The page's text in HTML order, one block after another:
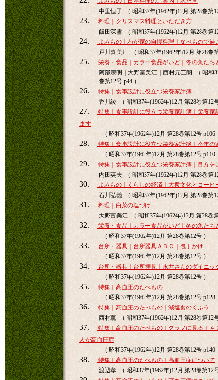
中里恒子 （ 昭和37年(1962年)12月 第28巻第
23.
料理｜クリスマス料理といただき方
飯田深雪 （ 昭和37年(1962年)12月 第28巻第
24.
よみもの｜わが家の自慢料理｜なべもので過
戸川喜美江 （ 昭和37年(1962年)12月 第28巻
25.
栄養・食品｜カラー食品がいど｜冬の魚たち
阿部宗明｜大野富美江｜西村元三朗 （ 昭和
巻第12号 p94 ）
26.
特集｜食事設計に役立つ栄養家計簿
香川綾 （ 昭和37年(1962年)12月 第28巻第12
27.
特集｜食事設計に役立つ栄養家計簿｜栄養家
ます
（ 昭和37年(1962年)12月 第28巻第12号 p106
28.
特集｜食事設計に役立つ栄養家計簿｜今年の
（ 昭和37年(1962年)12月 第28巻第12号 p110
29.
特集｜食事設計に役立つ栄養家計簿｜目方を
内田英夫 （ 昭和37年(1962年)12月 第28巻第
30.
よみもの｜くらしの経済｜大衆文化とコーヒ
石川弘義 （ 昭和37年(1962年)12月 第28巻第
31.
料理｜白菜の塩づけ
大野富美江 （ 昭和37年(1962年)12月 第28巻
32.
栄養・食品｜カラー食品がいど｜冬の魚たち
（ 昭和37年(1962年)12月 第28巻第12号 ）
33.
台所・器具｜台所器具ＡＢＣ｜包丁かけ
（ 昭和37年(1962年)12月 第28巻第12号 ）
34.
台所・器具｜台所拝見｜永井さんのダイニッ
（ 昭和37年(1962年)12月 第28巻第12号 ）
35.
特集｜高血圧のたべもの
（ 昭和37年(1962年)12月 第28巻第12号 p128
36.
特集｜高血圧のたべもの｜減塩食のくふう
西村薫 （ 昭和37年(1962年)12月 第28巻第12
37.
特集｜高血圧のたべもの｜グラフに見る｜４
人が高血圧症
（ 昭和37年(1962年)12月 第28巻第12号 p140
38.
特集｜高血圧のたべもの｜高血圧症について
渡辺孝 （ 昭和37年(1962年)12月 第28巻第12